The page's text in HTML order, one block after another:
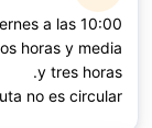
a las 10:00.
horas y media
y tres horas.
no es circular.